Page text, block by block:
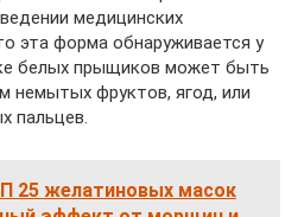
медицинских
эта форма обнаруживается у
белых прыщиков может быть
немытых фруктов, ягод, или
пальцев.
25 желатиновых масок